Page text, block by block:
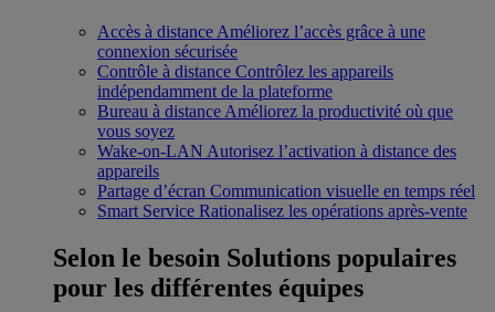
Accès à distance Améliorez l’accès grâce à une
connexion sécurisée
Contrôle à distance Contrôlez les appareils
indépendamment de la plateforme
Bureau à distance Améliorez la productivité où que
vous soyez
Wake-on-LAN Autorisez l’activation à distance des
appareils
Partage d’écran Communication visuelle en temps réel
Smart Service Rationalisez les opérations après-vente
Selon le besoin Solutions populaires
pour les différentes équipes